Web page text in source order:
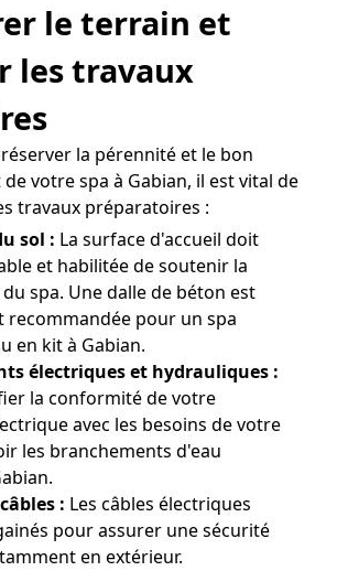
le terrain et
les travaux
la pérennité et le bon
votre spa à Gabian, il est vital de
travaux préparatoires :
sol : La surface d'accueil doit
et habilitée de soutenir la
spa. Une dalle de béton est
pour un spa
en kit à Gabian.
électriques et hydrauliques :
la conformité de votre
avec les besoins de votre
les branchements d'eau
: Les câbles électriques
pour assurer une sécurité
en extérieur.